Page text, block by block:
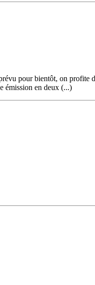
pour bientôt, on profite
émission en deux (...)